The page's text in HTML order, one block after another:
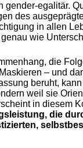
gender-egalitär.
des
in allen
wie
die
– und
beruht,
weil sie
in
die